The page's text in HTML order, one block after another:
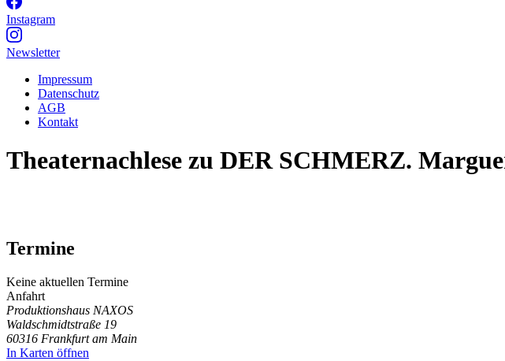
Instagram
Newsletter
Impressum
Datenschutz
AGB
Kontakt
Theaternachlese zu DER SCHMERZ.
Termine
Keine aktuellen Termine
Anfahrt
Produktionshaus NAXOS
Waldschmidtstraße 19
60316 Frankfurt am Main
In Karten öffnen